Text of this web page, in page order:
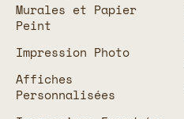
Murales et Papier
Peint
Impression Photo
Affiches
Personnalisées